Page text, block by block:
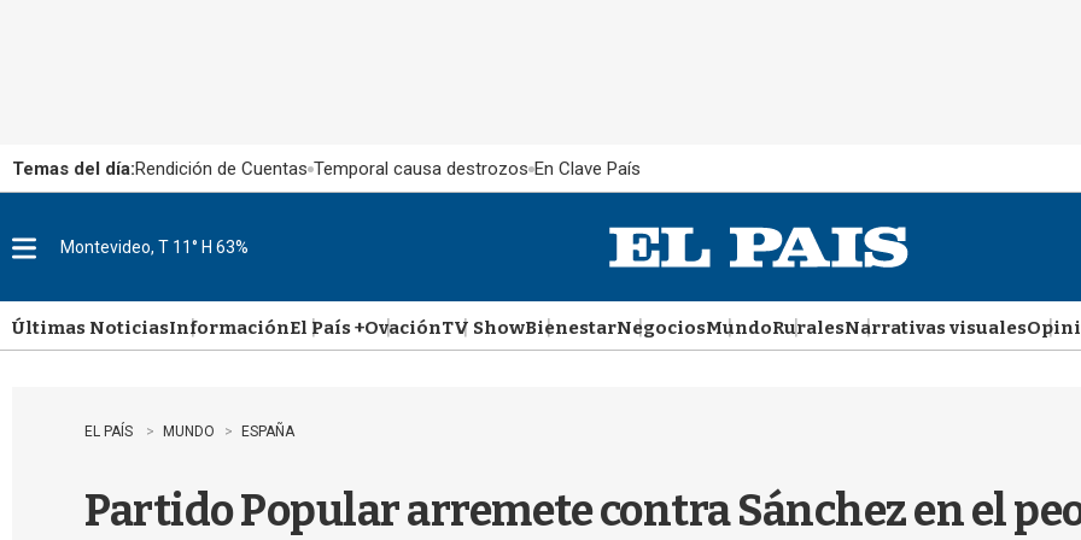
Temas del día:Rendición de Cuentas Temporal causa destrozos En Clave País
u
Montevideo, T 11° H 63%
Últimas NoticiasInformaciónEl País +OvaciónTV ShowBienestarNegociosMundoRuralesNarrativas visuales
EL PAÍS MUNDO ESPAÑA
Partido Popular arremete contra Sánchez en el